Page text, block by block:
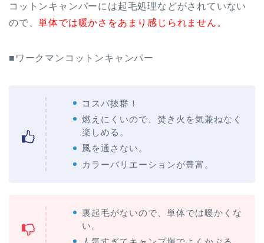
コットンキャンパーには起毛処理などがされていない
ので、単体では暖かさをあまり感じられません。
■ワークマンコットンキャンパー
コスパ抜群！
燃えにくいので、焚き火を気兼ねなく
楽しめる。
風を通さない。
カラーバリエーションが豊富。
裏起毛がないので、単体では暖かくな
い。